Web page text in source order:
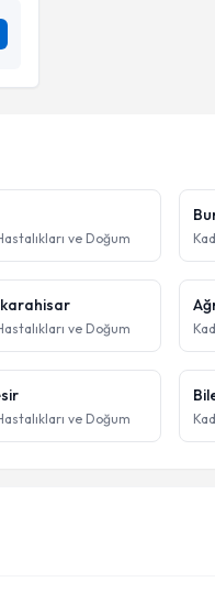
ve Doğum
ve Doğum
ve Doğum